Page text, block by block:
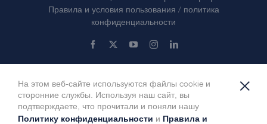
Правила и условия пользования / политика
конфиденциальности
Facebook YouTubeInstagramLinkedIn
На этом веб-сайте используются файлы cookie и
сторонние службы. Используя наш сайт, вы
подтверждаете, что прочитали и поняли нашу
Политику конфиденциальности и Правила и
×